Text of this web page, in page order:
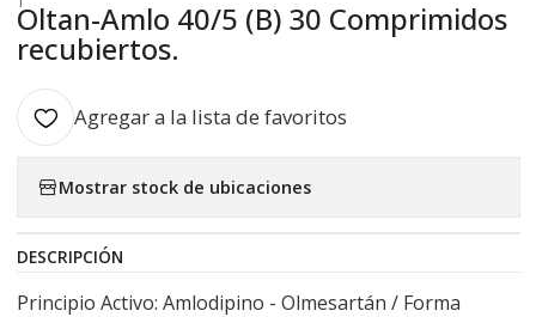
Oltan-Amlo 40/5 (B) 30 Comprimidos
recubiertos.
Agregar a la lista de favoritos
Mostrar stock de ubicaciones
DESCRIPCIÓN
Principio Activo: Amlodipino - Olmesartán / Forma